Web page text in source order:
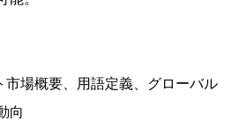
市場概要、用語定義、グローバル
向